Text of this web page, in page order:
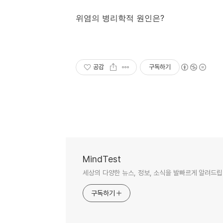
위염의 병리학적 원인은?
공감 구독하기
MindTest
세상의 다양한 뉴스, 정보, 소식을 발빠르게 알려드
구독하기